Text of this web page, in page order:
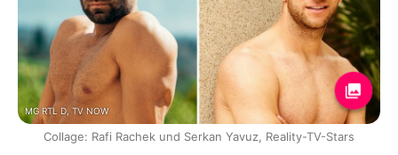
MG RTL D, TV NOW
Collage: Rafi Rachek und Serkan Yavuz, Reality-TV-Stars